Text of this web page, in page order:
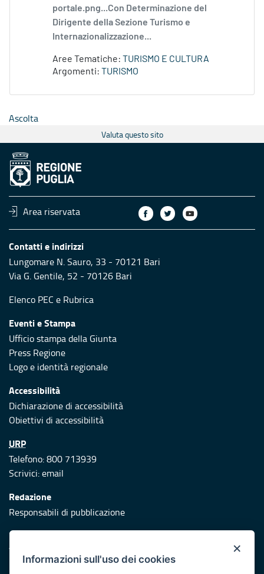
portale.png...Con Determinazione del
Dirigente della Sezione Turismo e
Internazionalizzazione...
Aree Tematiche: TURISMO E CULTURA
Argomenti: TURISMO
Ascolta
Valuta questo sito
Area riservata
Contatti e indirizzi
Lungomare N. Sauro, 33 - 70121 Bari
Via G. Gentile, 52 - 70126 Bari
Elenco PEC e Rubrica
Eventi e Stampa
Ufficio stampa della Giunta
Press Regione
Logo e identità regionale
Accessibilità
Dichiarazione di accessibilità
Obiettivi di accessibilità
URP
Telefono: 800 713939
Scrivici:email
Redazione
Responsabili di pubblicazione
Protezione civile
Vai al sito di Protezione Civile Puglia
×
Informazioni sull'uso dei cookies